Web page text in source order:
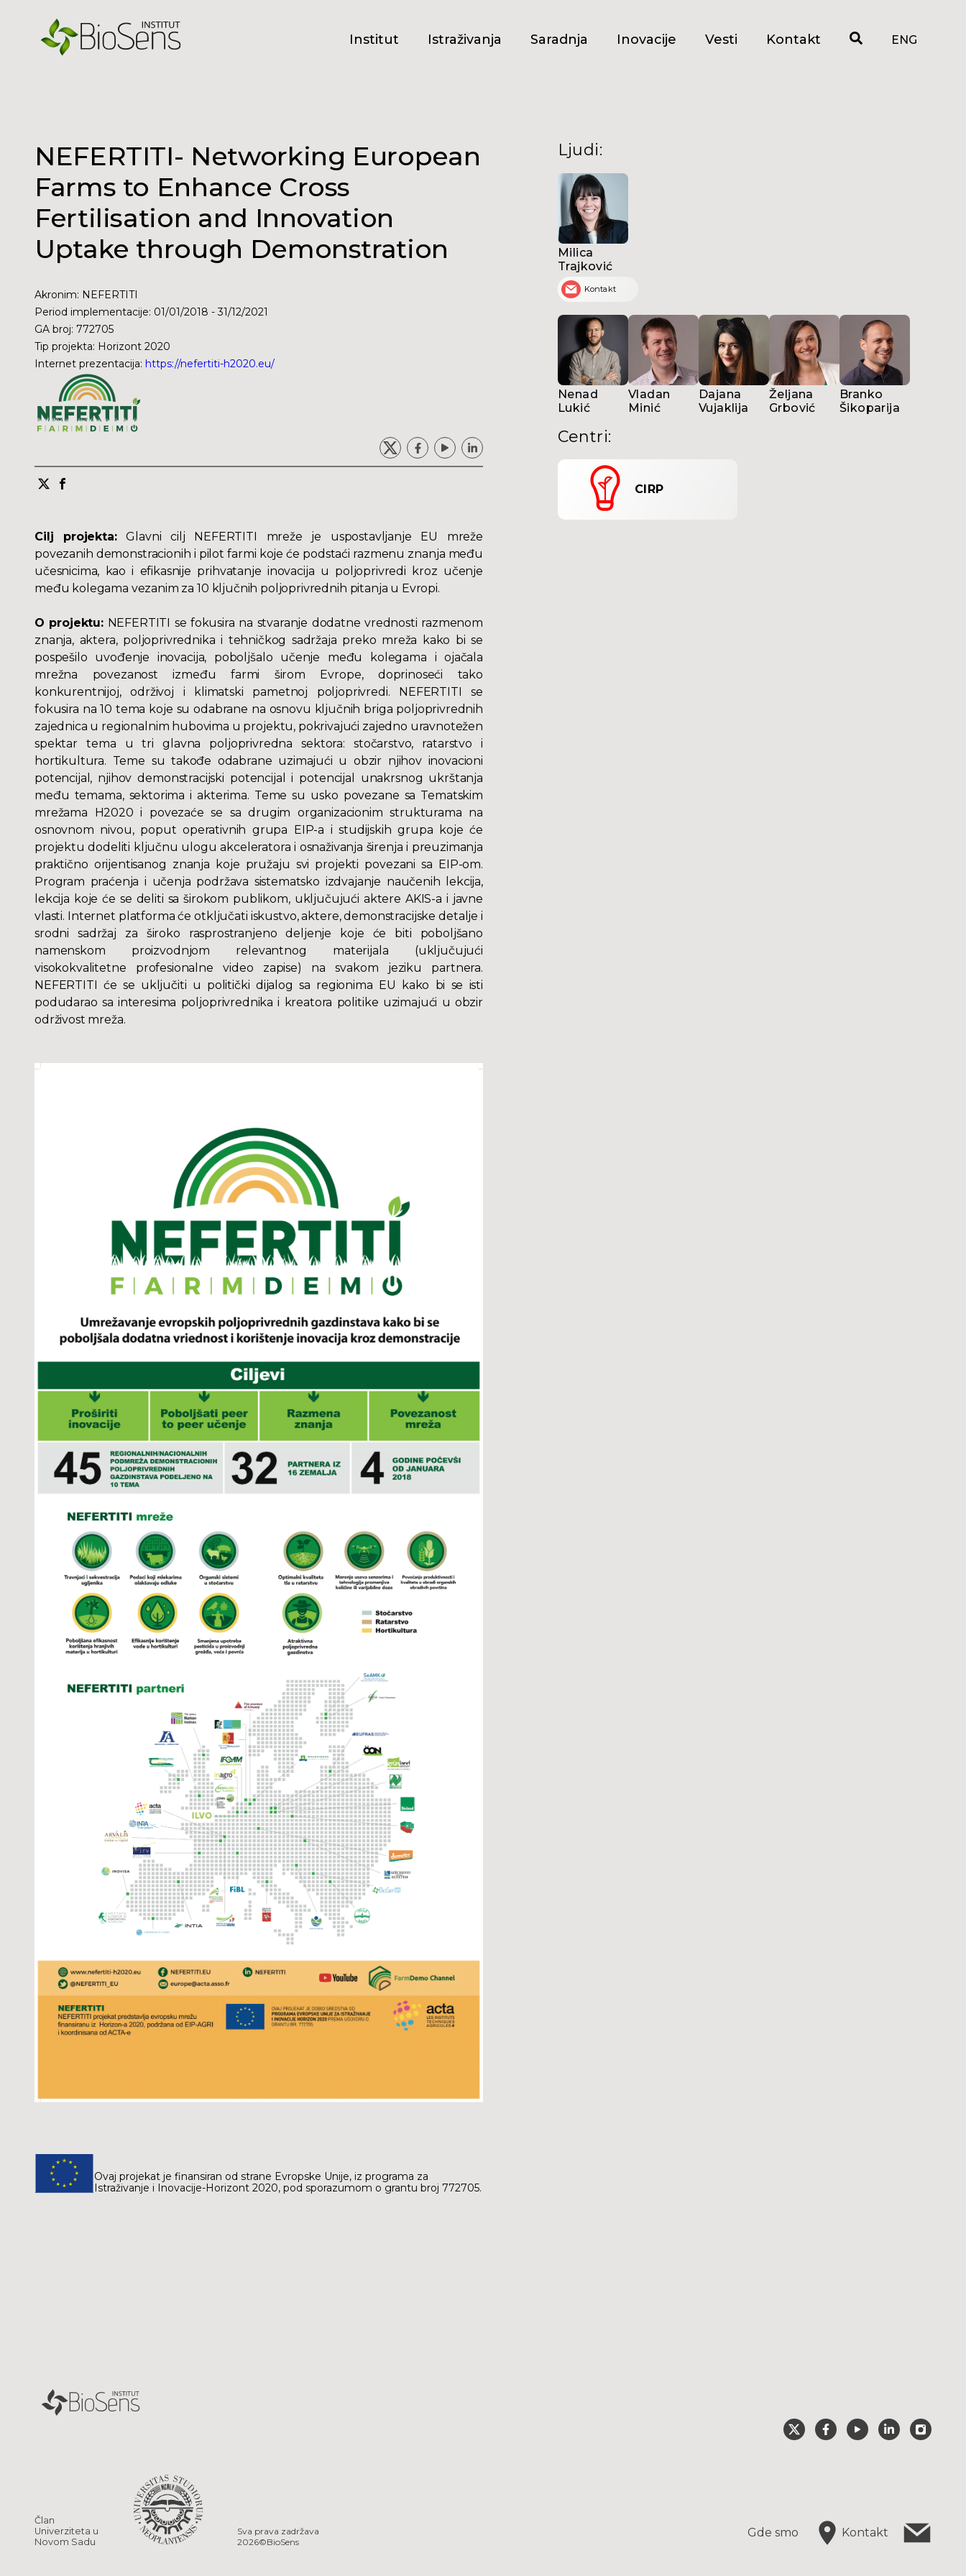
Institut Istraživanja Saradnja Inovacije Vesti Kontakt ENG
NEFERTITI- Networking European
Farms to Enhance Cross
Fertilisation and Innovation
Uptake through Demonstration
Akronim: NEFERTITI
Period implementacije: 01/01/2018 - 31/12/2021
GA broj: 772705
Tip projekta: Horizont 2020
Internet prezentacija: https://nefertiti-h2020.eu/
Cilj projekta:Glavni cilj NEFERTITI mreže je uspostavljanje EU mreže
povezanih demonstracionih i pilot farmi koje će podstaći razmenu znanja među
učesnicima, kao i efikasnije prihvatanje inovacija u poljoprivredi kroz učenje
među kolegama vezanim za 10 ključnih poljoprivrednih pitanja u Evropi.
O projektu:NEFERTITI se fokusira na stvaranje dodatne vrednosti razmenom
znanja, aktera, poljoprivrednika i tehničkog sadržaja preko mreža kako bi se
pospešilo uvođenje inovacija, poboljšalo učenje među kolegama i ojačala
mrežna povezanost između farmi širom Evrope, doprinoseći tako
konkurentnijoj, održivoj i klimatski pametnoj poljoprivredi. NEFERTITI se
fokusira na 10 tema koje su odabrane na osnovu ključnih briga poljoprivrednih
zajednica u regionalnim hubovima u projektu, pokrivajući zajedno uravnotežen
spektar tema u tri glavna poljoprivredna sektora: stočarstvo, ratarstvo i
hortikultura. Teme su takođe odabrane uzimajući u obzir njihov inovacioni
potencijal, njihov demonstracijski potencijal i potencijal unakrsnog ukrštanja
među temama, sektorima i akterima. Teme su usko povezane sa Tematskim
mrežama H2020 i povezaće se sa drugim organizacionim strukturama na
osnovnom nivou, poput operativnih grupa EIP-a i studijskih grupa koje će
projektu dodeliti ključnu ulogu akceleratora i osnaživanja širenja i preuzimanja
praktično orijentisanog znanja koje pružaju svi projekti povezani sa EIP-om.
Program praćenja i učenja podržava sistematsko izdvajanje naučenih lekcija,
lekcija koje će se deliti sa širokom publikom, uključujući aktere AKIS-a i javne
vlasti. Internet platforma će otključati iskustvo, aktere, demonstracijske detalje i
srodni sadržaj za široko rasprostranjeno deljenje koje će biti poboljšano
namenskom proizvodnjom relevantnog materijala (uključujući
visokokvalitetne profesionalne video zapise) na svakom jeziku partnera.
NEFERTITI će se uključiti u politički dijalog sa regionima EU kako bi se isti
podudarao sa interesima poljoprivrednika i kreatora politike uzimajući u obzir
održivost mreža.
Ovaj projekat je finansiran od strane Evropske Unije, iz programa za
Istraživanje i Inovacije-Horizont 2020, pod sporazumom o grantu broj 772705.
Ljudi:
Milica
Trajković
Kontakt
Nenad
Lukić
Vladan
Minić
Dajana
Vujaklija
Željana
Grbović
Branko
Šikoparija
Centri:
CIRP
Član
Univerziteta u
Novom Sadu
Sva prava zadržava
2026©BioSens
Gde smo Kontakt